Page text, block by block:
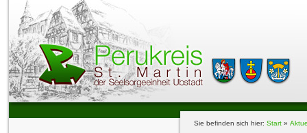
Sie befinden sich hier: Start»